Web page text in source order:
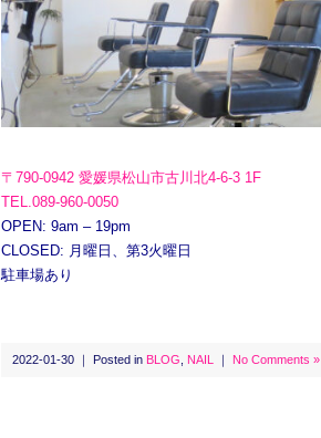
〒790-0942 愛媛県松山市古川北4-6-3 1F
TEL.089-960-0050
OPEN: 9am – 19pm
CLOSED: 月曜日、第3火曜日
駐車場あり
2022-01-30 ｜ Posted in BLOG NAIL ｜ No Comments »